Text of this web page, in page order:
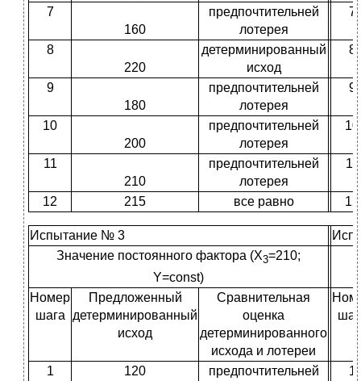
7
160
предпочтительней
лотерея
7
8
220
детерминированный
исход
8
9
180
предпочтительней
лотерея
9
10
200
предпочтительней
лотерея
10
11
210
предпочтительней
лотерея
11
12 215 все равно 12
Испытание № 3
Значение постоянного фактора (X3=210;
Y=const)
Номер
шага
Предложенный
детерминированный
исход
Сравнительная
оценка
детерминированного
исхода и лотереи
1 120
предпочтительней
1